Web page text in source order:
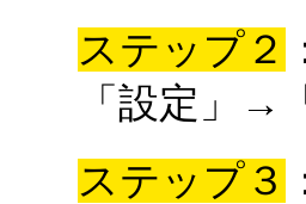
ステップ２
「設定」→
ステップ３